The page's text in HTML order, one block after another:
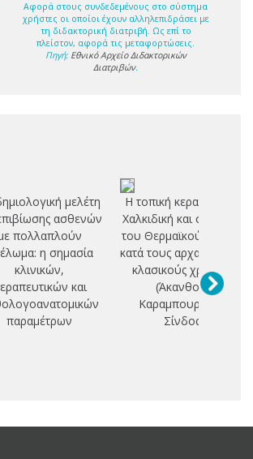
Αφορά στους συνδεδεμένους στο σύστημα
χρήστες οι οποίοι έχουν αλληλεπιδράσει με
τη διδακτορική διατριβή. Ως επί το
πλείστον, αφορά τις μεταφορτώσεις.
Πηγή: Εθνικό Αρχείο Διδακτορικών
Διατριβών.
μελέτη
ασθενών
πολλαπλούν
η σημασία
κλινικών,
και
παραμέτρων
Η τοπική κεραμική στη
Χαλκιδική και στο μυχό
του Θερμαϊκού κόλπου
κατά τους αρχαϊκούς και
κλασικούς χρόνους
(Άκανθος -
Καραμπουρνάκι -
Σίνδος)